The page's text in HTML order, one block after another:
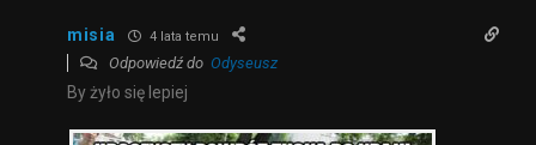
misia 4 lata temu
Odpowiedź do Odyseusz
By żyło się lepiej